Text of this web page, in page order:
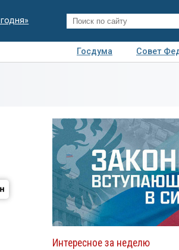
Госдума
Совет
Интересное за неделю